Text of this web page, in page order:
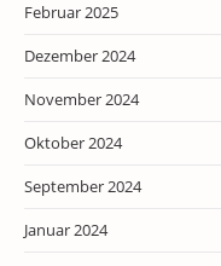
Februar 2025
Dezember 2024
November 2024
Oktober 2024
September 2024
Januar 2024